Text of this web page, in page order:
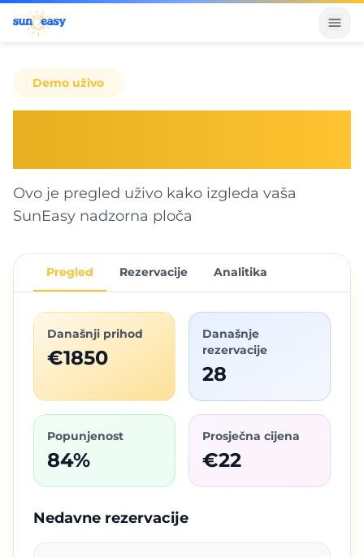
Demo uživo
Ovo je pregled uživo kako izgleda vaša
SunEasy nadzorna ploča
Pregled Rezervacije Analitika
Današnji prihod
€1850
Današnje
rezervacije
28
Popunjenost
84%
Prosječna cijena
€22
Nedavne rezervacije